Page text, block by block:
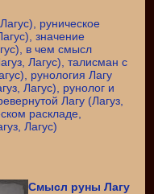
Смысл руны Лагу